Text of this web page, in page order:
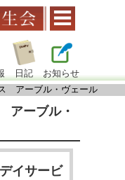
日記
お知らせ
アーブル・ヴェール
アーブル・
イサービ